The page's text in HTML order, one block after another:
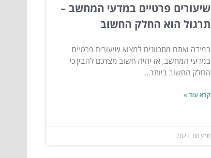
שיעורים פרטיים במדעי המחשב –
תרגול הוא החלק החשוב
במידה ואתם מתכוונים למצוא שיעורים פרטיים
במדעי המחשב, אז יהיה חשוב מצדכם להבין כי
החלק החשוב ביותר...
קרא עוד »
מרץ 08, 2022